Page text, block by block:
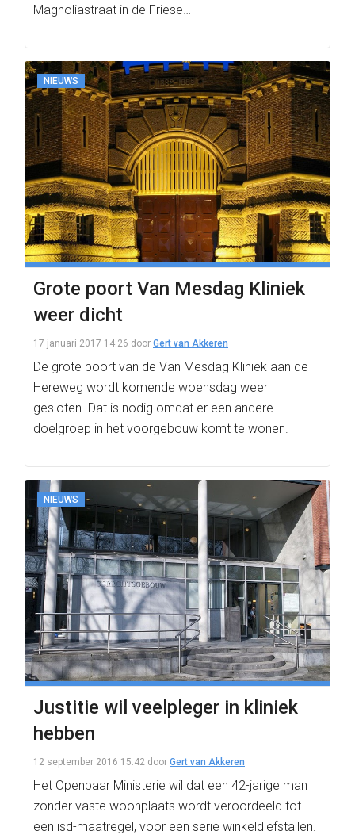
Magnoliastraat in de Friese…
NIEUWS
Grote poort Van Mesdag Kliniek
weer dicht
17 januari 2017 14:26 door Gert van Akkeren
De grote poort van de Van Mesdag Kliniek aan de
Hereweg wordt komende woensdag weer
gesloten. Dat is nodig omdat er een andere
doelgroep in het voorgebouw komt te wonen.
NIEUWS
Justitie wil veelpleger in kliniek
hebben
12 september 2016 15:42 door Gert van Akkeren
Het Openbaar Ministerie wil dat een 42-jarige man
zonder vaste woonplaats wordt veroordeeld tot
een isd-maatregel, voor een serie winkeldiefstallen.